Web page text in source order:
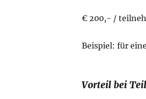
€ 200,- /
Beispiel: für
Vorteil bei